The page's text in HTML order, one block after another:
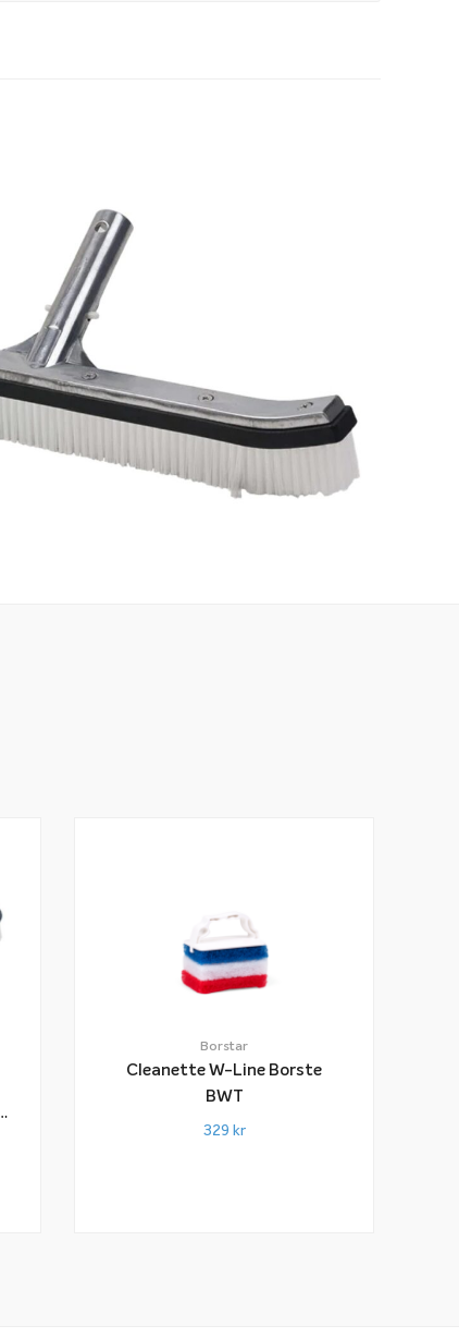
rengöring
för extra stabilitet
beläggningar
både poolväggar och botten
teleskopstång
den löpande poolskötseln och för dig som vill hålla poolens
under hela badsäsongen.
Borstar
Cleanette W-Line Borste
BWT
329 kr